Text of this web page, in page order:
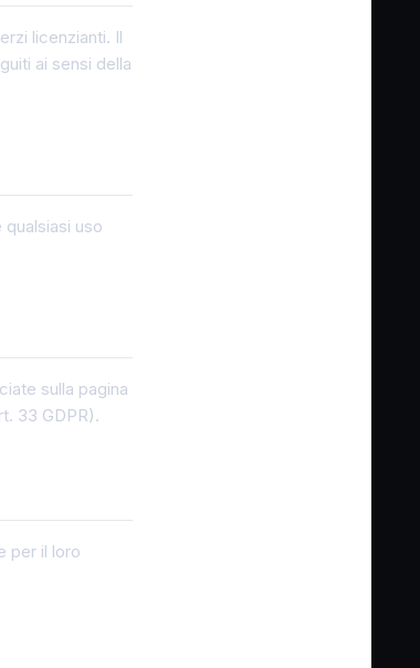
licenzianti. Il
ai sensi della
uso
sulla pagina
33 GDPR).
per il loro